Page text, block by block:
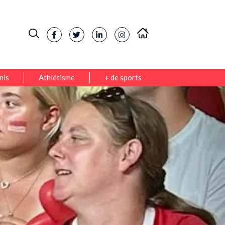
Athlétisme + de sports